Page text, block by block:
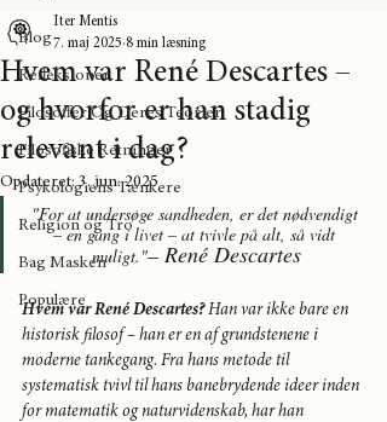
Blog
Refleksioner
Filosoffer Og Deres Teorier
Filosofiske Retninger
Psykologiens Tænkere
Religion og Tro
Bag Masken
Populære
Hvem var René Descartes –
og hvorfor er han stadig
relevant i dag?
Iter Mentis
7. maj 2025 8 min læsning
Opdateret:3. jun. 2025
"For at undersøge sandheden, er det nødvendigt
– en gang i livet – at tvivle på alt, så vidt
muligt."– René Descartes
Hvem var René Descartes? Han var ikke bare en
historisk filosof – han er en af grundstenene i
moderne tankegang. Fra hans metode til
systematisk tvivl til hans banebrydende ideer inden
for matematik og naturvidenskab, har han